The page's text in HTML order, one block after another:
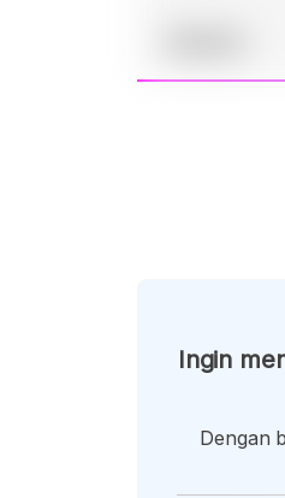
Ingin
Dengan